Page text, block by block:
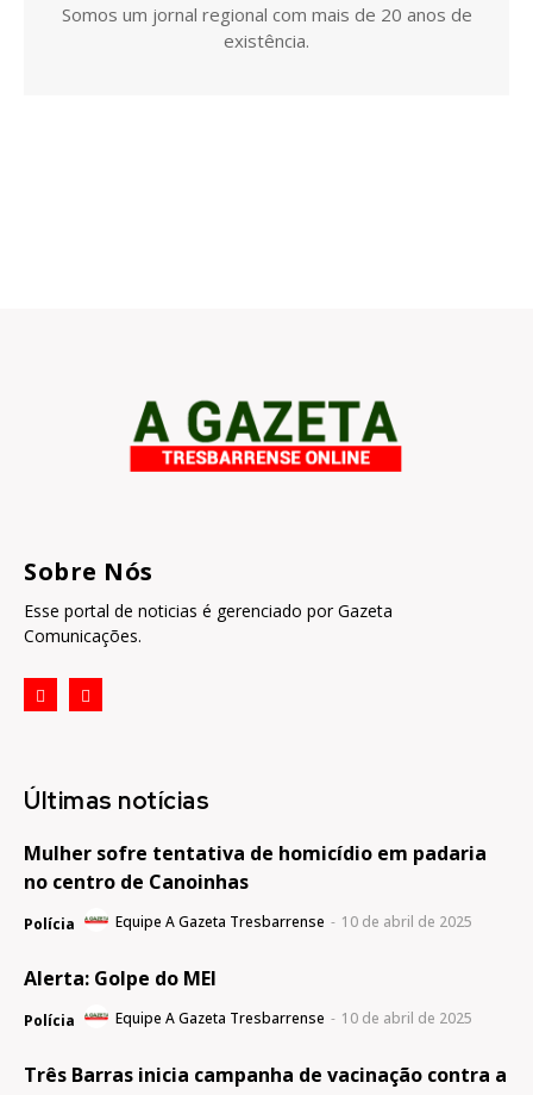
Somos um jornal regional com mais de 20 anos de
existência.
Sobre Nós
Esse portal de noticias é gerenciado por Gazeta
Comunicações.
Últimas notícias
Mulher sofre tentativa de homicídio em padaria
no centro de Canoinhas
Polícia Equipe A Gazeta Tresbarrense - 10 de abril de 2025
Alerta: Golpe do MEI
Polícia Equipe A Gazeta Tresbarrense - 10 de abril de 2025
Três Barras inicia campanha de vacinação contra a